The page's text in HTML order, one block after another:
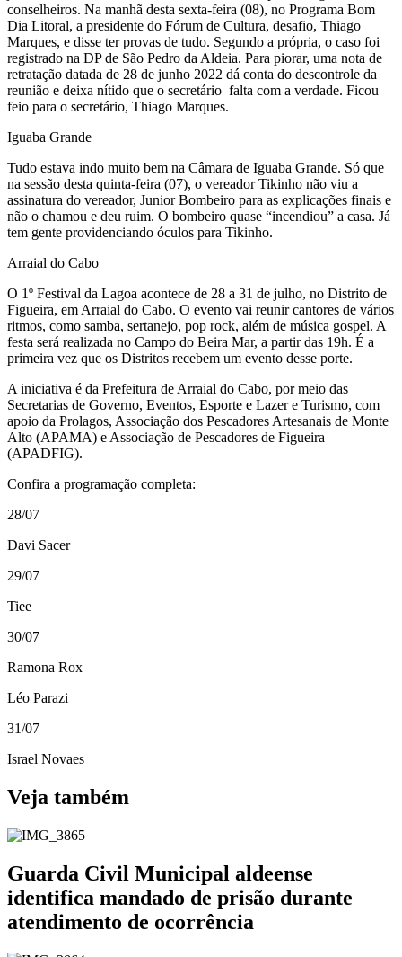
conselheiros. Na manhã desta sexta-feira (08), no Programa Bom
Dia Litoral, a presidente do Fórum de Cultura, desafio, Thiago
Marques, e disse ter provas de tudo. Segundo a própria, o caso foi
registrado na DP de São Pedro da Aldeia. Para piorar, uma nota de
retratação datada de 28 de junho 2022 dá conta do descontrole da
reunião e deixa nítido que o secretário falta com a verdade. Ficou
feio para o secretário, Thiago Marques.
Iguaba Grande
Tudo estava indo muito bem na Câmara de Iguaba Grande. Só que
na sessão desta quinta-feira (07), o vereador Tikinho não viu a
assinatura do vereador, Junior Bombeiro para as explicações finais e
não o chamou e deu ruim. O bombeiro quase “incendiou” a casa. Já
tem gente providenciando óculos para Tikinho.
Arraial do Cabo
O 1º Festival da Lagoa acontece de 28 a 31 de julho, no Distrito de
Figueira, em Arraial do Cabo. O evento vai reunir cantores de vários
ritmos, como samba, sertanejo, pop rock, além de música gospel. A
festa será realizada no Campo do Beira Mar, a partir das 19h. É a
primeira vez que os Distritos recebem um evento desse porte.
A iniciativa é da Prefeitura de Arraial do Cabo, por meio das
Secretarias de Governo, Eventos, Esporte e Lazer e Turismo, com
apoio da Prolagos, Associação dos Pescadores Artesanais de Monte
Alto (APAMA) e Associação de Pescadores de Figueira
(APADFIG).
Confira a programação completa:
28/07
Davi Sacer
29/07
Tiee
30/07
Ramona Rox
Léo Parazi
31/07
Israel Novaes
Veja também
Guarda Civil Municipal aldeense
identifica mandado de prisão durante
atendimento de ocorrência